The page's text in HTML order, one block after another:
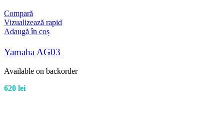
Compară
Vizualizează rapid
Adaugă în coș
Yamaha AG03
Available on backorder
620 lei